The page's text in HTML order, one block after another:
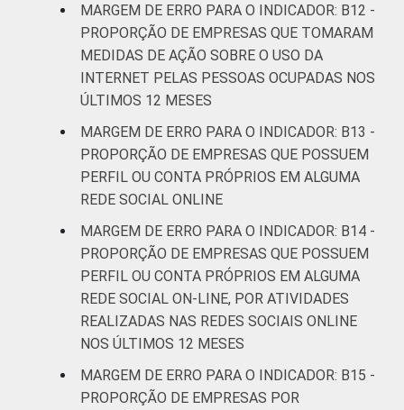
MARGEM DE ERRO PARA O INDICADOR: B12 -
PROPORÇÃO DE EMPRESAS QUE TOMARAM
MEDIDAS DE AÇÃO SOBRE O USO DA
INTERNET PELAS PESSOAS OCUPADAS NOS
ÚLTIMOS 12 MESES
MARGEM DE ERRO PARA O INDICADOR: B13 -
PROPORÇÃO DE EMPRESAS QUE POSSUEM
PERFIL OU CONTA PRÓPRIOS EM ALGUMA
REDE SOCIAL ONLINE
MARGEM DE ERRO PARA O INDICADOR: B14 -
PROPORÇÃO DE EMPRESAS QUE POSSUEM
PERFIL OU CONTA PRÓPRIOS EM ALGUMA
REDE SOCIAL ON-LINE, POR ATIVIDADES
REALIZADAS NAS REDES SOCIAIS ONLINE
NOS ÚLTIMOS 12 MESES
MARGEM DE ERRO PARA O INDICADOR: B15 -
PROPORÇÃO DE EMPRESAS POR